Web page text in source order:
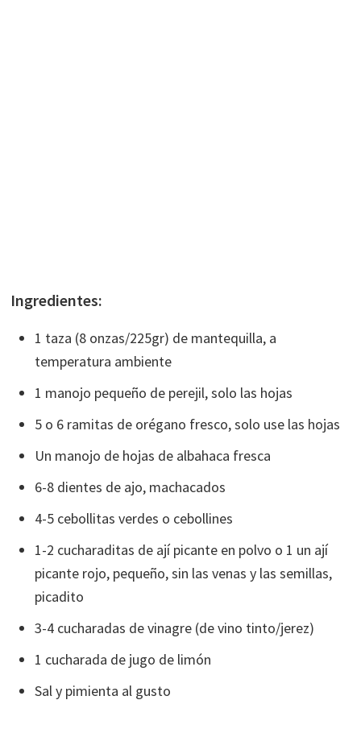
Ingredientes:
1 taza (8 onzas/225gr) de mantequilla, a
temperatura ambiente
1 manojo pequeño de perejil, solo las hojas
5 o 6 ramitas de orégano fresco, solo use las hojas
Un manojo de hojas de albahaca fresca
6-8 dientes de ajo, machacados
4-5 cebollitas verdes o cebollines
1-2 cucharaditas de ají picante en polvo o 1 un ají
picante rojo, pequeño, sin las venas y las semillas,
picadito
3-4 cucharadas de vinagre (de vino tinto/jerez)
1 cucharada de jugo de limón
Sal y pimienta al gusto